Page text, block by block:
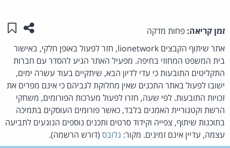
זמן קריאה: פחות מדקה שתפו
אתר שיתוף הקבצים lionetwork, חזר לפעול באופן חלקי, באישור
בית המשפט המחוזי בחיפה. מפעיל האתר הגיע להסדר עם חברות
התקליטים התובעות כי עדי לדיון הבא, שיתקיים בעוד עשרה ימים,
ישובו לפעול באתר התכנים שאין מחלוקת לגביהם כי אינם מפרים את
זכויות התובעות. לפי שעה, חזרו לפעול מערכות הפורומים, משחקי
הרשת וקטגוריית האמנים בלבד, כאשר פורומים העוסקים בתמיכה
בתוכנות שיתוף, צפייה וקידוד סרטים ותכנים נוספים הנוגעים לתביעה
עצמה, עדיין אינם זמינים. מקור: גלובס (דורש הרשמה).